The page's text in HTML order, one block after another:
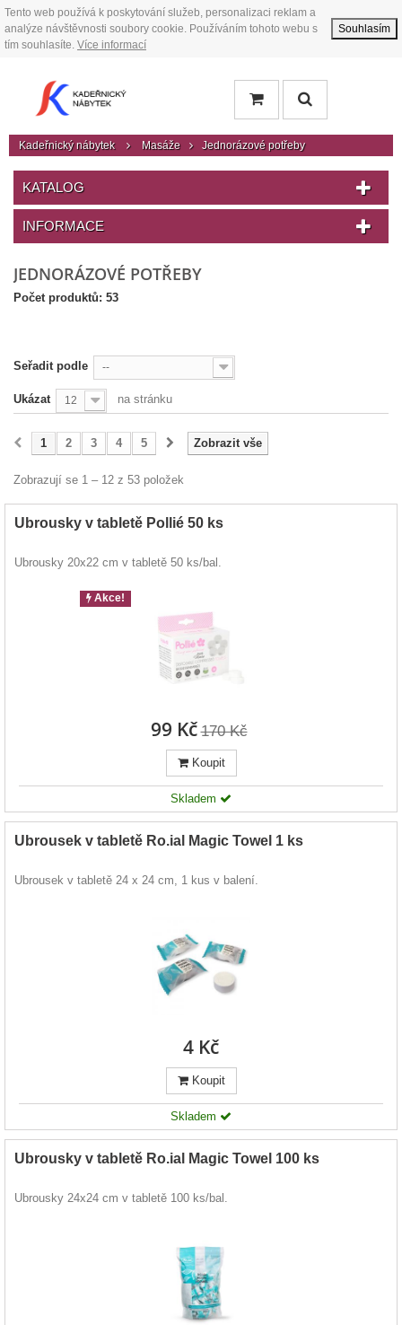
Tento web používá k poskytování služeb, personalizaci reklam a
analýze návštěvnosti soubory cookie. Používáním tohoto webu s
tím souhlasíte. Více informací
Souhlasím
Kadeřnický nábytek Masáže Jednorázové potřeby
KATALOG
INFORMACE
JEDNORÁZOVÉ POTŘEBY
Počet produktů: 53
Seřadit podle --
Ukázat 12 na stránku
Zobrazit vše
1 2 3 4 5
Zobrazují se 1 – 12 z 53 položek
Ubrousky v tabletě Pollié 50 ks
Ubrousky 20x22 cm v tabletě 50 ks/bal.
Akce!
99 Kč 170 Kč
Koupit
Skladem
Ubrousek v tabletě Ro.ial Magic Towel 1 ks
Ubrousek v tabletě 24 x 24 cm, 1 kus v balení.
4 Kč
Koupit
Skladem
Ubrousky v tabletě Ro.ial Magic Towel 100 ks
Ubrousky 24x24 cm v tabletě 100 ks/bal.